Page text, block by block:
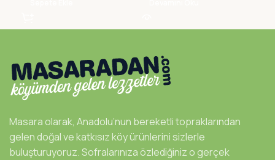
Masara olarak, Anadolu’nun bereketli topraklarından
gelen doğal ve katkısız köy ürünlerini sizlerle
buluşturuyoruz. Sofralarınıza özlediğiniz o gerçek